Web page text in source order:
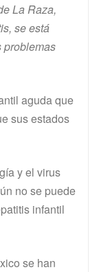
La Raza,
se está
problemas
aguda que
sus estados
y el virus
no se puede
infantil
se han